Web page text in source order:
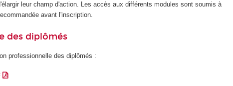
leur champ d'action. Les accès aux différents modules sont soumis à
avant l'inscription.
des diplômés
professionnelle des diplômés :